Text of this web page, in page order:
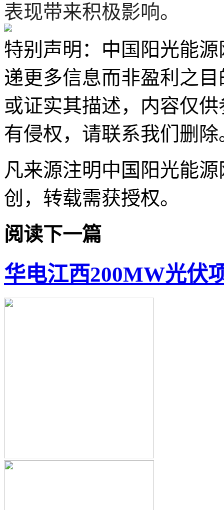
表现带来积极影响。
特别声明：中国阳光能
递更多信息而非盈利之
或证实其描述，内容仅
有侵权，请联系我们删除
凡来源注明中国阳光能
创，转载需获授权。
阅读下一篇
华电江西200MW光伏